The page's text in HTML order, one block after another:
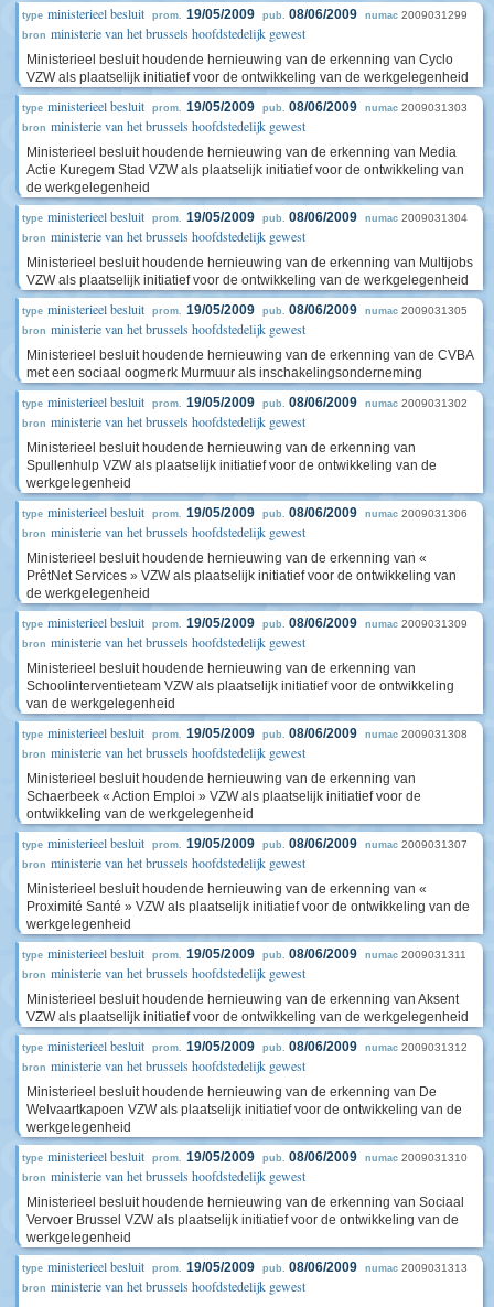
type ministerieel besluit prom. 19/05/2009 pub. 08/06/2009 numac 2009031299
bron ministerie van het brussels hoofdstedelijk gewest
Ministerieel besluit houdende hernieuwing van de erkenning van Cyclo
VZW als plaatselijk initiatief voor de ontwikkeling van de werkgelegenheid
type ministerieel besluit prom. 19/05/2009 pub. 08/06/2009 numac 2009031303
bron ministerie van het brussels hoofdstedelijk gewest
Ministerieel besluit houdende hernieuwing van de erkenning van Media
Actie Kuregem Stad VZW als plaatselijk initiatief voor de ontwikkeling van
de werkgelegenheid
type ministerieel besluit prom. 19/05/2009 pub. 08/06/2009 numac 2009031304
bron ministerie van het brussels hoofdstedelijk gewest
Ministerieel besluit houdende hernieuwing van de erkenning van Multijobs
VZW als plaatselijk initiatief voor de ontwikkeling van de werkgelegenheid
type ministerieel besluit prom. 19/05/2009 pub. 08/06/2009 numac 2009031305
bron ministerie van het brussels hoofdstedelijk gewest
Ministerieel besluit houdende hernieuwing van de erkenning van de CVBA
met een sociaal oogmerk Murmuur als inschakelingsonderneming
type ministerieel besluit prom. 19/05/2009 pub. 08/06/2009 numac 2009031302
bron ministerie van het brussels hoofdstedelijk gewest
Ministerieel besluit houdende hernieuwing van de erkenning van
Spullenhulp VZW als plaatselijk initiatief voor de ontwikkeling van de
werkgelegenheid
type ministerieel besluit prom. 19/05/2009 pub. 08/06/2009 numac 2009031306
bron ministerie van het brussels hoofdstedelijk gewest
Ministerieel besluit houdende hernieuwing van de erkenning van «
PrêtNet Services » VZW als plaatselijk initiatief voor de ontwikkeling van
de werkgelegenheid
type ministerieel besluit prom. 19/05/2009 pub. 08/06/2009 numac 2009031309
bron ministerie van het brussels hoofdstedelijk gewest
Ministerieel besluit houdende hernieuwing van de erkenning van
Schoolinterventieteam VZW als plaatselijk initiatief voor de ontwikkeling
van de werkgelegenheid
type ministerieel besluit prom. 19/05/2009 pub. 08/06/2009 numac 2009031308
bron ministerie van het brussels hoofdstedelijk gewest
Ministerieel besluit houdende hernieuwing van de erkenning van
Schaerbeek « Action Emploi » VZW als plaatselijk initiatief voor de
ontwikkeling van de werkgelegenheid
type ministerieel besluit prom. 19/05/2009 pub. 08/06/2009 numac 2009031307
bron ministerie van het brussels hoofdstedelijk gewest
Ministerieel besluit houdende hernieuwing van de erkenning van «
Proximité Santé » VZW als plaatselijk initiatief voor de ontwikkeling van de
werkgelegenheid
type ministerieel besluit prom. 19/05/2009 pub. 08/06/2009 numac 2009031311
bron ministerie van het brussels hoofdstedelijk gewest
Ministerieel besluit houdende hernieuwing van de erkenning van Aksent
VZW als plaatselijk initiatief voor de ontwikkeling van de werkgelegenheid
type ministerieel besluit prom. 19/05/2009 pub. 08/06/2009 numac 2009031312
bron ministerie van het brussels hoofdstedelijk gewest
Ministerieel besluit houdende hernieuwing van de erkenning van De
Welvaartkapoen VZW als plaatselijk initiatief voor de ontwikkeling van de
werkgelegenheid
type ministerieel besluit prom. 19/05/2009 pub. 08/06/2009 numac 2009031310
bron ministerie van het brussels hoofdstedelijk gewest
Ministerieel besluit houdende hernieuwing van de erkenning van Sociaal
Vervoer Brussel VZW als plaatselijk initiatief voor de ontwikkeling van de
werkgelegenheid
type ministerieel besluit prom. 19/05/2009 pub. 08/06/2009 numac 2009031313
bron ministerie van het brussels hoofdstedelijk gewest